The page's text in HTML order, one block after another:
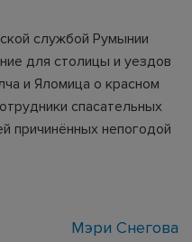
службой Румынии
для столицы и уездов
и Яломица о красном
спасательных
причинённых непогодой
Мэри Снегова